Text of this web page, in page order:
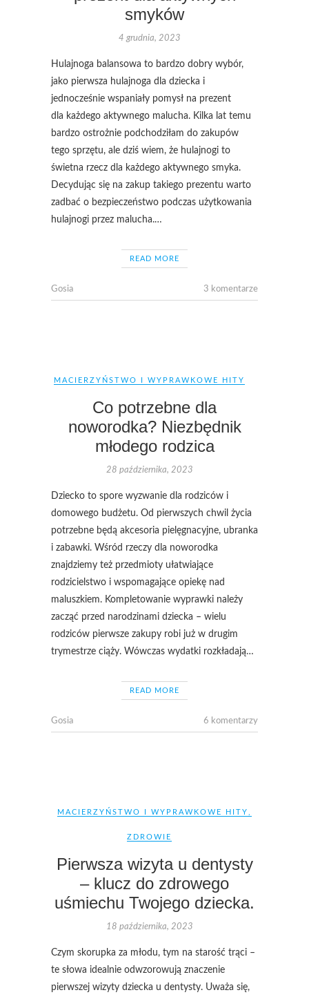
smyków
4 grudnia, 2023
Hulajnoga balansowa to bardzo dobry wybór,
jako pierwsza hulajnoga dla dziecka i
jednocześnie wspaniały pomysł na prezent
dla każdego aktywnego malucha. Kilka lat temu
bardzo ostrożnie podchodziłam do zakupów
tego sprzętu, ale dziś wiem, że hulajnogi to
świetna rzecz dla każdego aktywnego smyka.
Decydując się na zakup takiego prezentu warto
zadbać o bezpieczeństwo podczas użytkowania
hulajnogi przez malucha.…
READ MORE
Gosia 3 komentarze
MACIERZYŃSTWO I WYPRAWKOWE HITY
Co potrzebne dla
noworodka? Niezbędnik
młodego rodzica
28 października, 2023
Dziecko to spore wyzwanie dla rodziców i
domowego budżetu. Od pierwszych chwil życia
potrzebne będą akcesoria pielęgnacyjne, ubranka
i zabawki. Wśród rzeczy dla noworodka
znajdziemy też przedmioty ułatwiające
rodzicielstwo i wspomagające opiekę nad
maluszkiem. Kompletowanie wyprawki należy
zacząć przed narodzinami dziecka – wielu
rodziców pierwsze zakupy robi już w drugim
trymestrze ciąży. Wówczas wydatki rozkładają…
READ MORE
Gosia 6 komentarzy
MACIERZYŃSTWO I WYPRAWKOWE HITY
ZDROWIE
Pierwsza wizyta u dentysty
– klucz do zdrowego
uśmiechu Twojego dziecka.
18 października, 2023
Czym skorupka za młodu, tym na starość trąci –
te słowa idealnie odwzorowują znaczenie
pierwszej wizyty dziecka u dentysty. Uważa się,